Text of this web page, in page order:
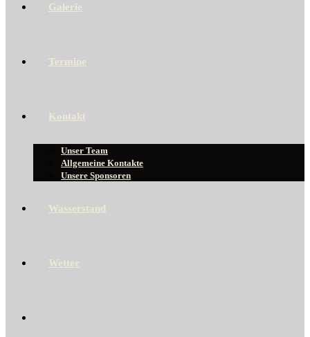
Galerie
Termine
Kontakt
Unser Team
Allgemeine Kontakte
Unsere Sponsoren
Wasserstand
Wetter